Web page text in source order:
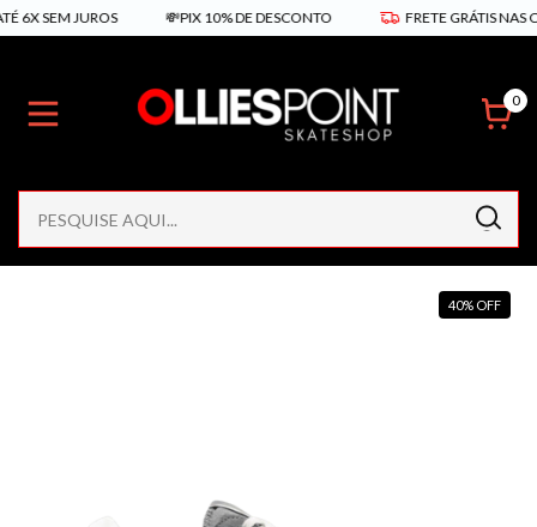
SEM JUROS 💸PIX 10% DE DESCONTO FRETE GRÁTIS NAS
0
40% OFF